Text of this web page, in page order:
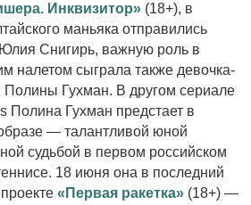
Инквизитор» (18+), в
маньяка отправились
Снигирь, важную роль в
налетом сыграла также девочка-
Полины Гухман. В другом сериале
Полина Гухман предстает в
— талантливой юной
судьбой в первом российском
18 июня она в последний
«Первая ракетка» (18+) —